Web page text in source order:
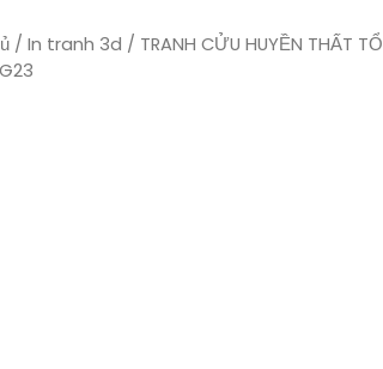
/ In tranh 3d / TRANH CỬU HUYỀN THẤT TỔ